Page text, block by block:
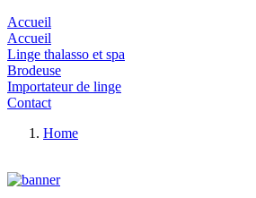
Accueil
Accueil
Linge thalasso et spa
Brodeuse
Importateur de linge
Contact
Home